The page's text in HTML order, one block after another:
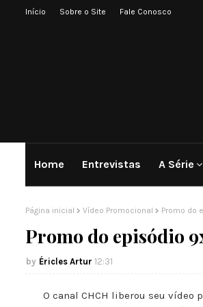
Início Sobre o Site Fale Conosco
Home Entrevistas A Série
Página inicial Vídeo Promocional Promo do
Promo do episódio
Éricles Artur 12:31
O canal CHCH liberou seu vídeo